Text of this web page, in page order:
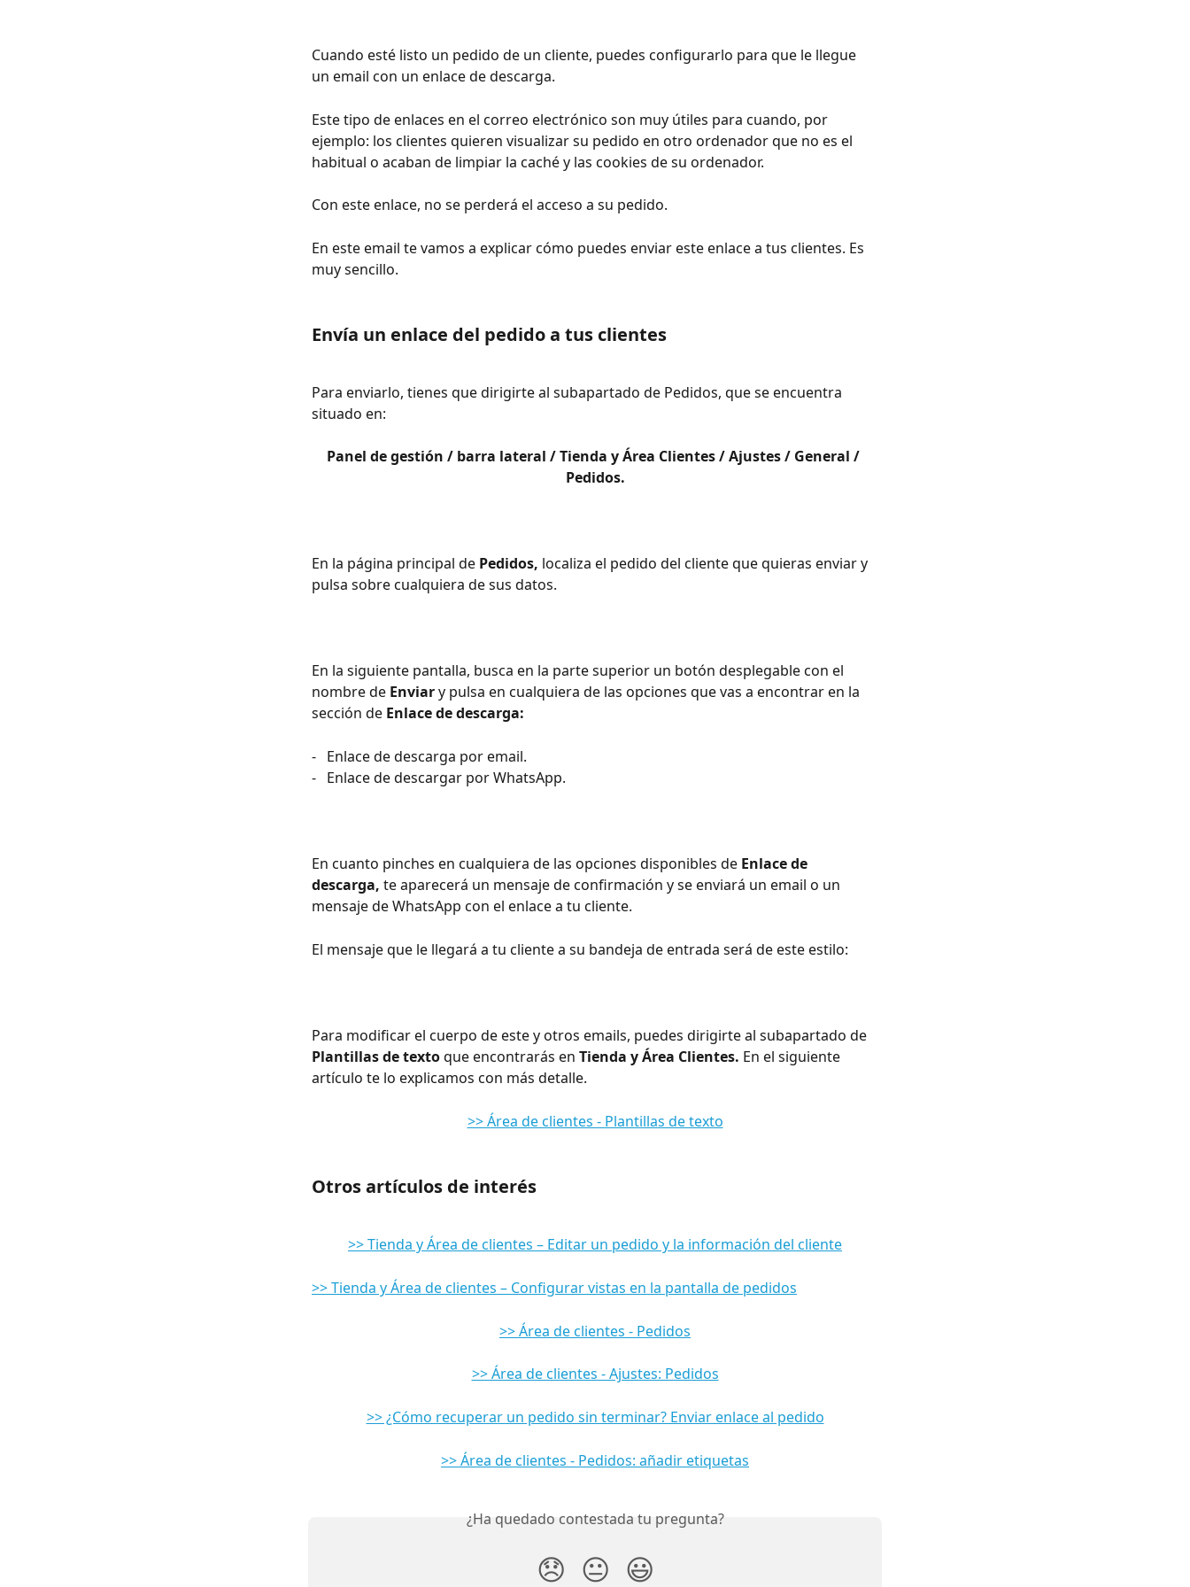
Cuando esté listo un pedido de un cliente, puedes configurarlo para que le llegue
un email con un enlace de descarga.
Este tipo de enlaces en el correo electrónico son muy útiles para cuando, por
ejemplo: los clientes quieren visualizar su pedido en otro ordenador que no es el
habitual o acaban de limpiar la caché y las cookies de su ordenador.
Con este enlace, no se perderá el acceso a su pedido.
En este email te vamos a explicar cómo puedes enviar este enlace a tus clientes. Es
muy sencillo.
Envía un enlace del pedido a tus clientes
Para enviarlo, tienes que dirigirte al subapartado de Pedidos, que se encuentra
situado en:
Panel de gestión / barra lateral / Tienda y Área Clientes / Ajustes / General /
Pedidos.
En la página principal de Pedidos, localiza el pedido del cliente que quieras enviar y
pulsa sobre cualquiera de sus datos.
En la siguiente pantalla, busca en la parte superior un botón desplegable con el
nombre de Enviar y pulsa en cualquiera de las opciones que vas a encontrar en la
sección de Enlace de descarga:
-   Enlace de descarga por email.
-   Enlace de descargar por WhatsApp.
En cuanto pinches en cualquiera de las opciones disponibles de Enlace de
descarga, te aparecerá un mensaje de confirmación y se enviará un email o un
mensaje de WhatsApp con el enlace a tu cliente.
El mensaje que le llegará a tu cliente a su bandeja de entrada será de este estilo:
Para modificar el cuerpo de este y otros emails, puedes dirigirte al subapartado de
Plantillas de texto que encontrarás en Tienda y Área Clientes. En el siguiente
artículo te lo explicamos con más detalle.
>> Área de clientes - Plantillas de texto
Otros artículos de interés
>> Tienda y Área de clientes – Editar un pedido y la información del cliente
>> Tienda y Área de clientes – Configurar vistas en la pantalla de pedidos
>> Área de clientes - Pedidos
>> Área de clientes - Ajustes: Pedidos
>> ¿Cómo recuperar un pedido sin terminar? Enviar enlace al pedido
>> Área de clientes - Pedidos: añadir etiquetas
¿Ha quedado contestada tu pregunta?
😞 😐 😃